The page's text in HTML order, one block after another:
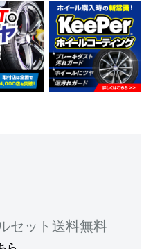
セット送料無料